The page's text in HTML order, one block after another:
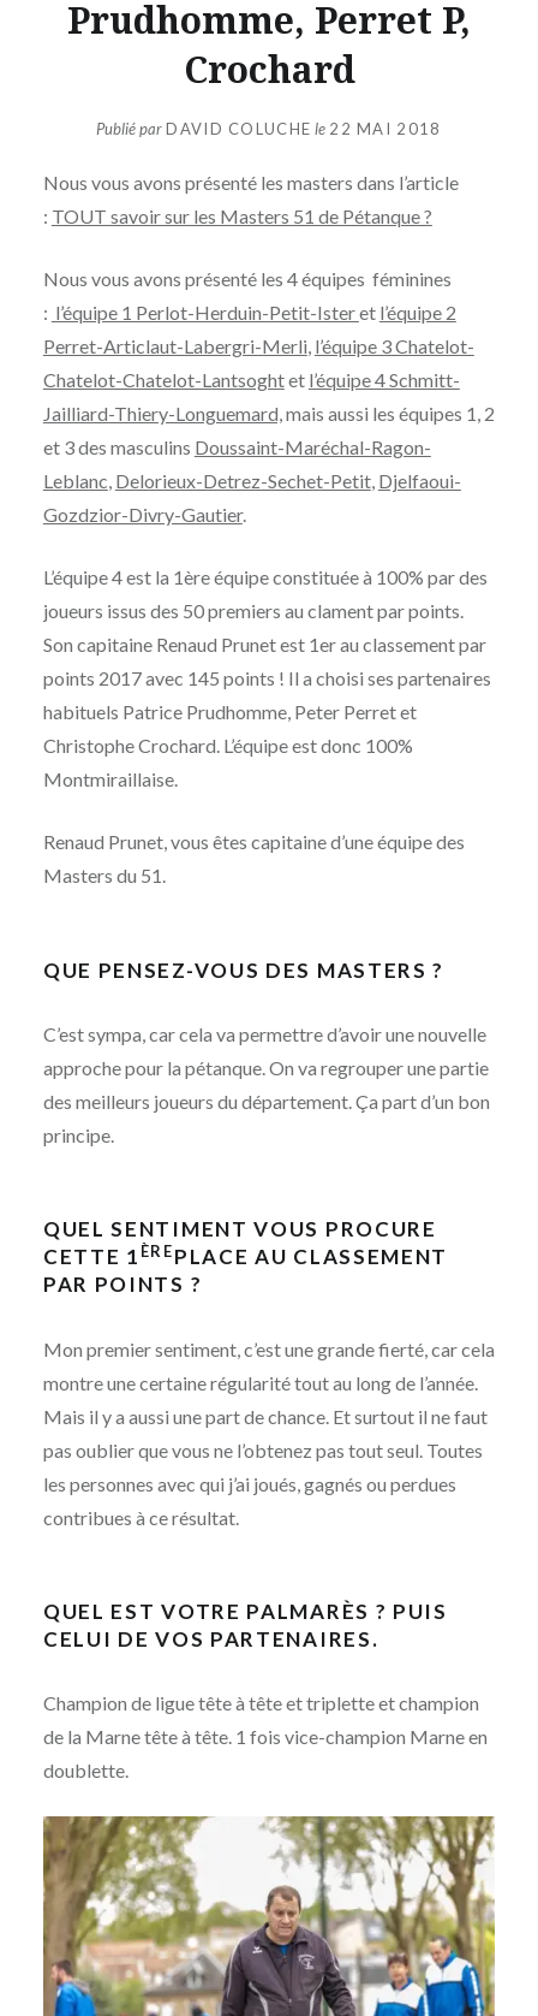
Prudhomme, Perret P,
Crochard
Publié parDAVID COLUCHE le 22 MAI 2018
Nous vous avons présenté les masters dans l’article
: TOUT savoir sur les Masters 51 de Pétanque ?
Nous vous avons présenté les 4 équipes féminines
: l’équipe 1 Perlot-Herduin-Petit-Isteret l’équipe 2
Perret-Articlaut-Labergri-Merli, l’équipe 3 Chatelot-
Chatelot-Chatelot-Lantsoghtet l’équipe 4 Schmitt-
Jailliard-Thiery-Longuemard,mais aussi les équipes 1, 2
et 3 des masculins Doussaint-Maréchal-Ragon-
Leblanc, Delorieux-Detrez-Sechet-Petit, Djelfaoui-
Gozdzior-Divry-Gautier.
L’équipe 4 est la 1ère équipe constituée à 100% par des
joueurs issus des 50 premiers au clament par points.
Son capitaine Renaud Prunet est 1er au classement par
points 2017 avec 145 points ! Il a choisi ses partenaires
habituels Patrice Prudhomme, Peter Perret et
Christophe Crochard. L’équipe est donc 100%
Montmiraillaise.
Renaud Prunet, vous êtes capitaine d’une équipe des
Masters du 51.
QUE PENSEZ-VOUS DES MASTERS ?
C’est sympa, car cela va permettre d’avoir une nouvelle
approche pour la pétanque. On va regrouper une partie
des meilleurs joueurs du département. Ça part d’un bon
principe.
QUEL SENTIMENT VOUS PROCURE
CETTE 1 ÈREPLACE AU CLASSEMENT
PAR POINTS ?
Mon premier sentiment, c’est une grande fierté, car cela
montre une certaine régularité tout au long de l’année.
Mais il y a aussi une part de chance. Et surtout il ne faut
pas oublier que vous ne l’obtenez pas tout seul. Toutes
les personnes avec qui j’ai joués, gagnés ou perdues
contribues à ce résultat.
QUEL EST VOTRE PALMARÈS ? PUIS
CELUI DE VOS PARTENAIRES.
Champion de ligue tête à tête et triplette et champion
de la Marne tête à tête. 1 fois vice-champion Marne en
doublette.